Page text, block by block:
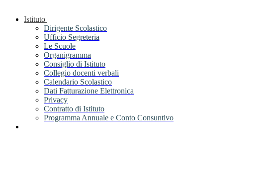
Istituto
Dirigente Scolastico
Ufficio Segreteria
Le Scuole
Organigramma
Consiglio di Istituto
Collegio docenti verbali
Calendario Scolastico
Dati Fatturazione Elettronica
Privacy
Contratto di Istituto
Programma Annuale e Conto Consuntivo